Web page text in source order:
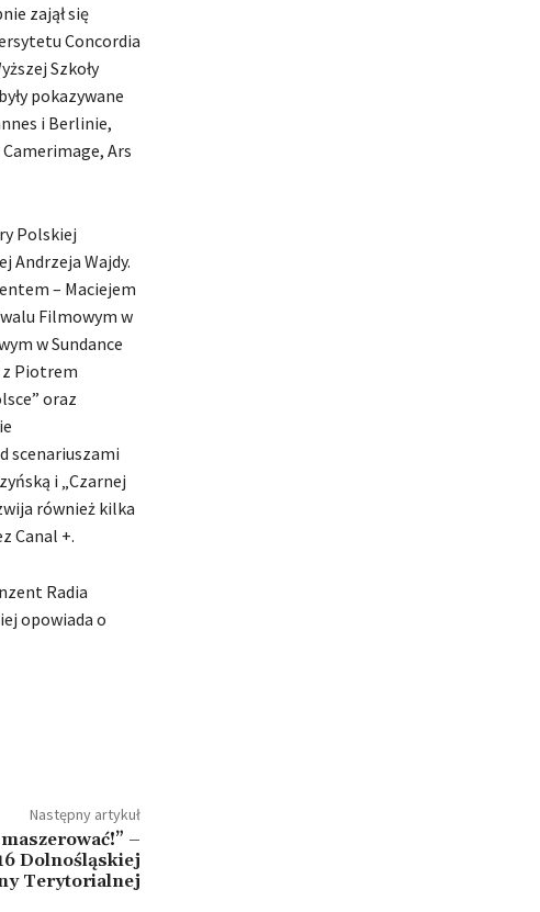
zajął się
Concordia
Szkoły
pokazywane
i Berlinie,
Ars
Polskiej
Andrzeja Wajdy.
– Maciejem
Filmowym w
w Sundance
z Piotrem
oraz
scenariuszami
i „Czarnej
również kilka
Canal +.
Radia
opowiada o
Następny artykuł
–
Dolnośląskiej
Terytorialnej